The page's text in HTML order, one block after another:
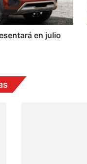
en julio